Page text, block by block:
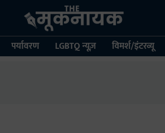
पर्यावरण LGBTQ न्यूज़ विमर्श/इंटरव्यू